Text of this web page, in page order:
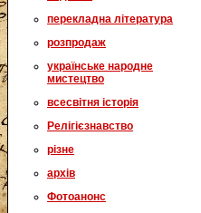
перекладна література
розпродаж
українське народне
мистецтво
всесвітня історія
Релігієзнавство
різне
архів
Фотоанонс